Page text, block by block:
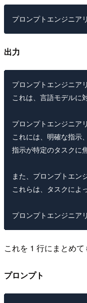
出力
プロンプトエンジニア
これは、言語モデルに
プロンプトエンジニア
これには、明確な指示
指示が特定のタスクに
また、プロンプトエン
これらは、タスクによ
これを 1 行にまとめて
プロンプト